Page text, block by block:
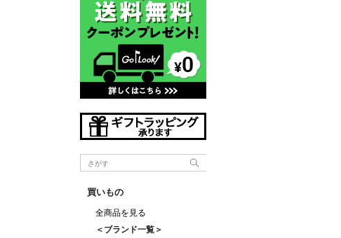
買いもの
全商品を見る
＜ブランド一覧＞